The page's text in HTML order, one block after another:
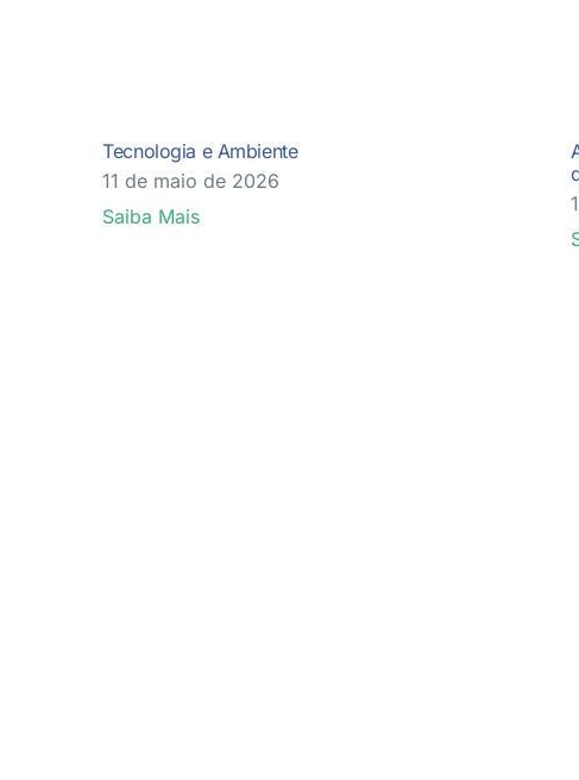
Tecnologia e Ambiente
11 de maio de 2026
Saiba Mais